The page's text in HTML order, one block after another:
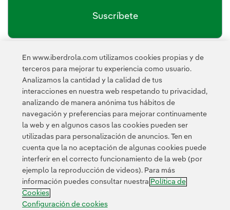
Suscríbete
He leído y acepto lapolítica de privacidad de la
Newsletter
Enlace externo, se abre en ventana nueva.
Esta página está protegida por reCAPTCHA y se aplican la
Política de privacidad Términos de servicio de
Contacta Clientes Política de Privacidad Información legal
Política de cookies Configuración de cookies Accesibilidad
Canal de denuncias
En www.iberdrola.com utilizamos cookies propias y de
terceros para mejorar tu experiencia como usuario.
Analizamos la cantidad y la calidad de tus
interacciones en nuestra web respetando tu privacidad,
analizando de manera anónima tus hábitos de
navegación y preferencias para mejorar continuamente
la web y en algunos casos las cookies pueden ser
utilizadas para personalización de anuncios. Ten en
cuenta que la no aceptación de algunas cookies puede
interferir en el correcto funcionamiento de la web (por
ejemplo la reproducción de videos). Para más
información puedes consultar nuestra Política de
Cookies
Configuración de cookies